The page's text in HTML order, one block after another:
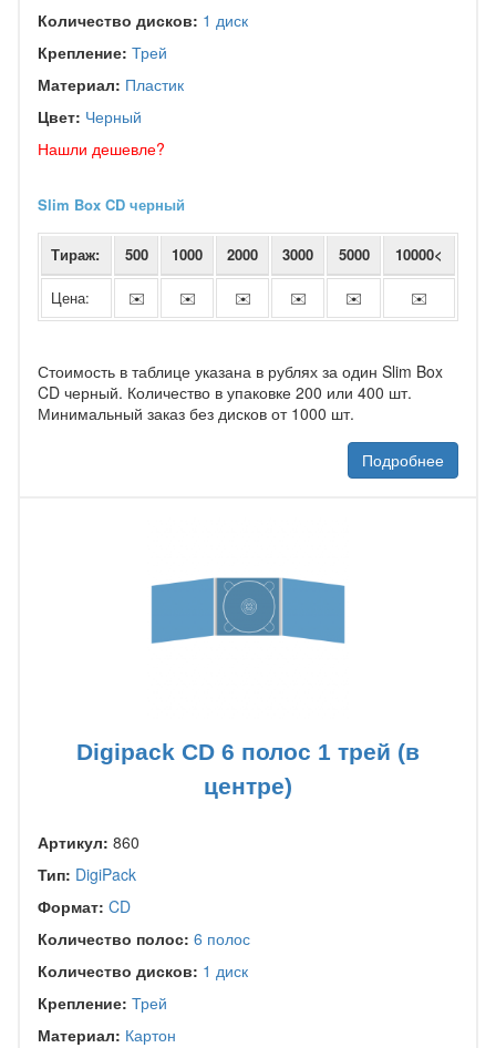
Количество дисков: 1 диск
Крепление: Трей
Материал: Пластик
Цвет: Черный
Нашли дешевле?
Slim Box CD черный
Тираж: 500 1000 2000 3000 5000 10000<
Цена: ✉️ ✉️ ✉️ ✉️ ✉️ ✉️
Стоимость в таблице указана в рублях за один Slim Box
CD черный. Количество в упаковке 200 или 400 шт.
Минимальный заказ без дисков от 1000 шт.
Подробнее
Digipack CD 6 полос 1 трей (в
центре)
Артикул: 860
Тип: DigiPack
Формат: CD
Количество полос: 6 полос
Количество дисков: 1 диск
Крепление: Трей
Материал: Картон